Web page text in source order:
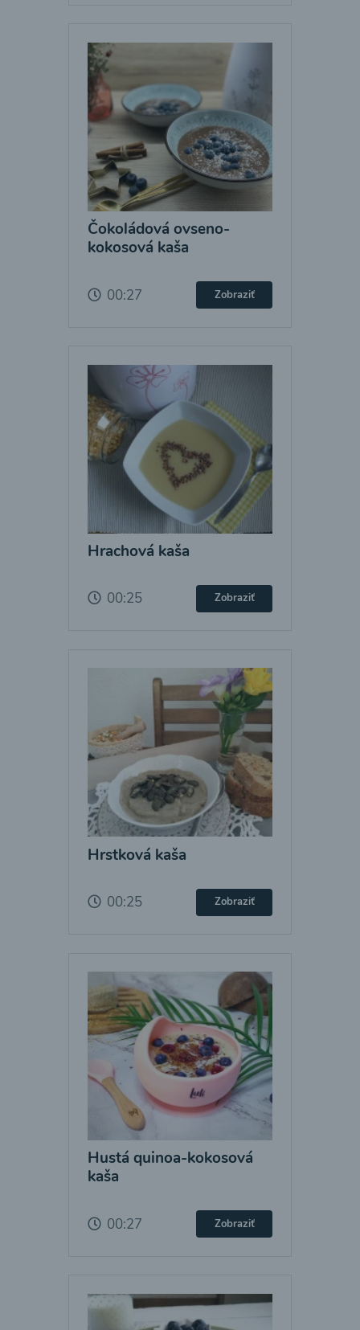
Čokoládová ovseno-
kokosová kaša
00:27 Zobraziť
Hrachová kaša
00:25 Zobraziť
Hrstková kaša
00:25 Zobraziť
Hustá quinoa-kokosová
kaša
00:27 Zobraziť